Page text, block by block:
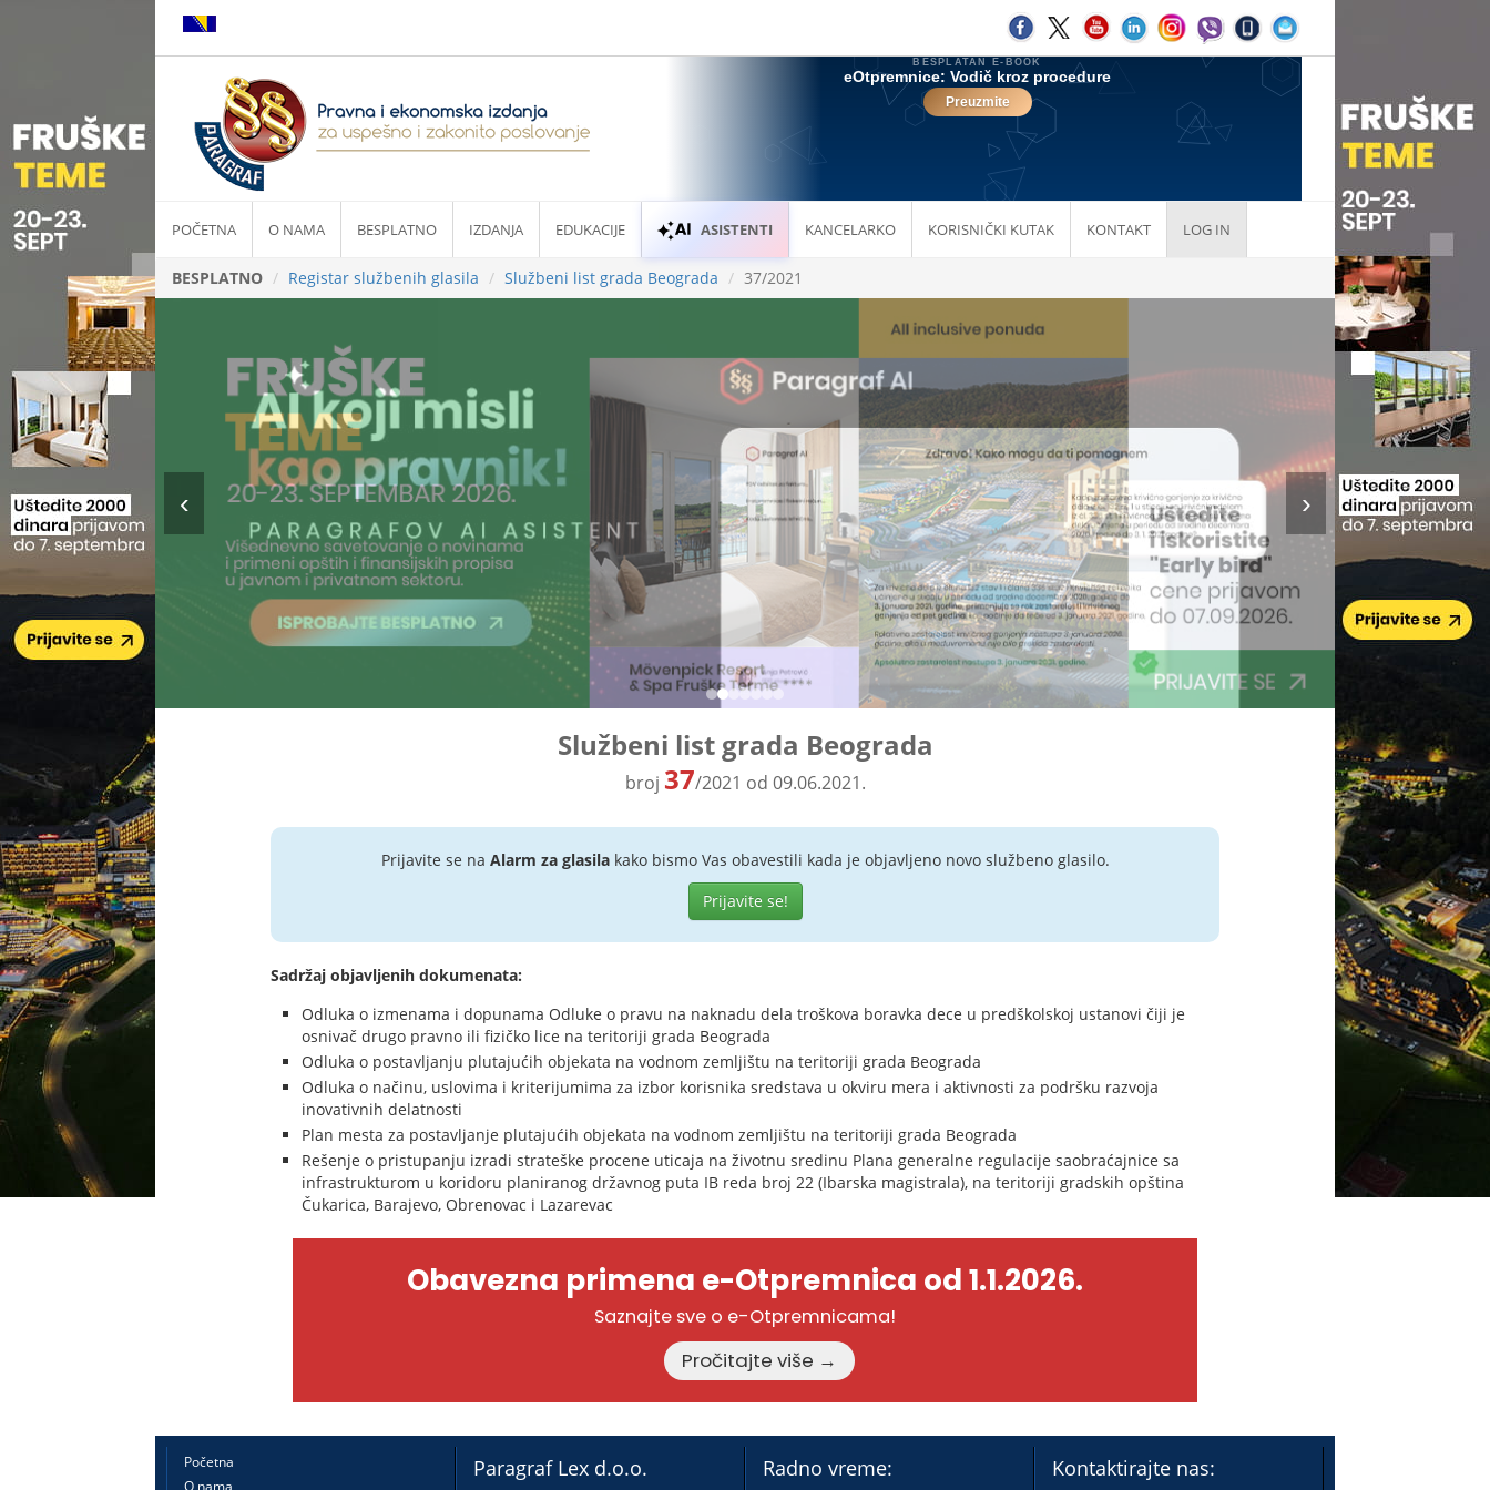
POČETNA O NAMA BESPLATNO IZDANJA EDUKACIJE ASISTENTI KANCELARKO KORISNIČKI KUTAK KONTAKT LOG IN
BESPLATNO Registar službenih glasila Službeni list grada Beograda 37/2021
Službeni list grada Beograda
broj 37/2021 od 09.06.2021.
Prijavite se na Alarm za glasilakako bismo Vas obavestili kada je objavljeno novo službeno glasilo.
Prijavite se!
Sadržaj objavljenih dokumenata:
Odluka o izmenama i dopunama Odluke o pravu na naknadu dela troškova boravka dece u predškolskoj ustanovi čiji je
osnivač drugo pravno ili fizičko lice na teritoriji grada Beograda
Odluka o postavljanju plutajućih objekata na vodnom zemljištu na teritoriji grada Beograda
Odluka o načinu, uslovima i kriterijumima za izbor korisnika sredstava u okviru mera i aktivnosti za podršku razvoja
inovativnih delatnosti
Plan mesta za postavljanje plutajućih objekata na vodnom zemljištu na teritoriji grada Beograda
Rešenje o pristupanju izradi strateške procene uticaja na životnu sredinu Plana generalne regulacije saobraćajnice sa
infrastrukturom u koridoru planiranog državnog puta IB reda broj 22 (Ibarska magistrala), na teritoriji gradskih opština
Čukarica, Barajevo, Obrenovac i Lazarevac
Obavezna primena e-Otpremnica od 1.1.2026.
Saznajte sve o e-Otpremnicama!
Pročitajte više →
Početna
Paragraf Lex d.o.o. Radno vreme: Kontaktirajte nas: